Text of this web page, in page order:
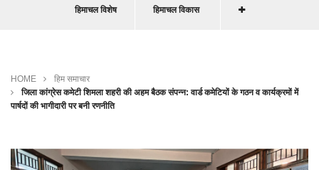
हिमाचल विशेष हिमाचल विकास
HOME
हिम समाचार
जिला कांग्रेस कमेटी शिमला शहरी की अहम बैठक संपन्न: वार्ड कमेटियों के गठन व कार्यक्रमों में
पार्षदों की भागीदारी पर बनी रणनीति